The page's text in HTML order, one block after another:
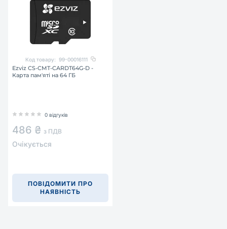
Код товару: 99-00016111
Ezviz CS-CMT-CARDT64G-D -
Карта пам'яті на 64 ГБ
0 відгуків
486 ₴ з ПДВ
Очікується
ПОВІДОМИТИ ПРО
НАЯВНІСТЬ